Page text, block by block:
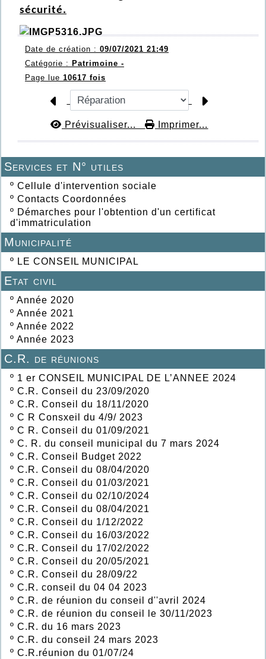
Services et N° utiles
º Cellule d'intervention sociale
º Contacts Coordonnées
º Démarches pour l'obtention d'un certificat
d'immatriculation
Municipalité
º LE CONSEIL MUNICIPAL
Etat civil
º Année 2020
º Année 2021
º Année 2022
º Année 2023
C.R. de réunions
º 1 er CONSEIL MUNICIPAL DE L’ANNEE 2024
º C.R. Conseil du 23/09/2020
º C.R. Conseil du 18/11/2020
º C R Consxeil du 4/9/ 2023
º C R. Conseil du 01/09/2021
º C. R. du conseil municipal du 7 mars 2024
º C.R. Conseil Budget 2022
º C.R. Conseil du 08/04/2020
º C.R. Conseil du 01/03/2021
º C.R. Conseil du 02/10/2024
º C.R. Conseil du 08/04/2021
º C.R. Conseil du 1/12/2022
º C.R. Conseil du 16/03/2022
º C.R. Conseil du 17/02/2022
º C.R. Conseil du 20/05/2021
º C.R. Conseil du 28/09/22
º C.R. conseil du 04 04 2023
º C.R. de réunion du conseil d''avril 2024
º C.R. de réunion du conseil le 30/11/2023
º C.R. du 16 mars 2023
º C.R. du conseil 24 mars 2023
º C.R.réunion du 01/07/24
sécurité.
Date de création : 09/07/2021 21:49
Catégorie : Patrimoine -
Page lue 10617 fois
Prévisualiser... Imprimer...